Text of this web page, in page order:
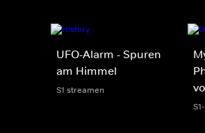
UFO-Alarm - Spuren
am Himmel
S1 streamen